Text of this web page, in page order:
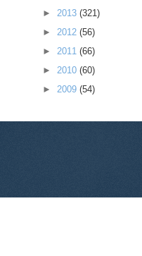
► 2013 (321)
► 2012 (56)
► 2011 (66)
► 2010 (60)
► 2009 (54)